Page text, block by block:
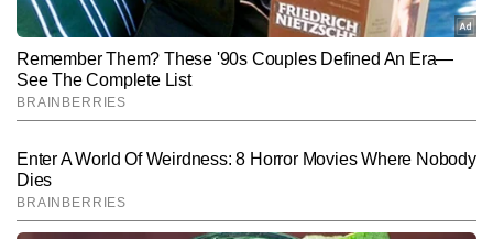
Hindi NewsWorld
शिव शुक्ला AUTHOR
शिव शुक्ला टाइम्स नाउ नवभारत डिजिटल में कार्यरत एक अनुभवी न्यूज राइटर हैं।
छह वर्षों के पेशेवर अनुभव के साथ वे डिजिटल पत्रकारिता में तेज, सटीक और